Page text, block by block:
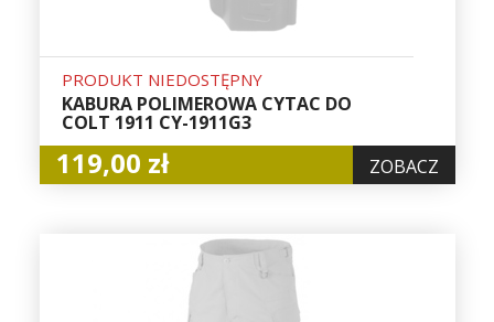
PRODUKT NIEDOSTĘPNY
KABURA POLIMEROWA CYTAC DO
COLT 1911 CY-1911G3
119,00 zł ZOBACZ